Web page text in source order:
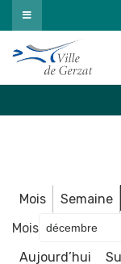
Passer
au
contenu
Mois Semaine
Mois
Aujourd’hui